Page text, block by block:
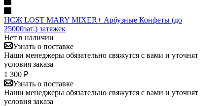
НСЖ LOST MARY MIXER+ Арбузные Конфеты (до
25000зат.) затяжек
Нет в наличии
Узнать о поставке
Наши менеджеры обязательно свяжутся с вами и уточнят
условия заказа
1 300 ₽
Узнать о поставке
Наши менеджеры обязательно свяжутся с вами и уточнят
условия заказа